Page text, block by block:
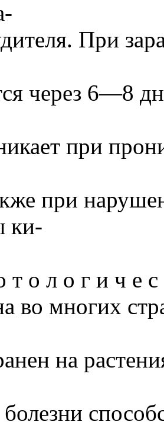
При
через 6—8
при
при
ки-
т о л о г и ч е
во многих
на